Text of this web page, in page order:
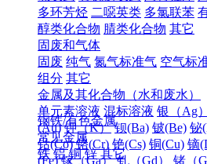
多环芳烃 二噁英类 多氯联苯
醇类化合物 腈类化合物 其它
固废和气体
固废 纯气 氮气标准气 空气标
组分 其它
金属及其化合物（水和废水）
单元素溶液 混标溶液 银（Ag）
(Au) 钾（K） 钡(Ba) 铍(Be) 铋
钴(Co) 铬(Cr) 铯(Cs) 铜(Cu) 镝
(Fe) 镓（Ga） 钆（Gd） 锗（
钢铁/有色金属
常见金属
铁 铝 铜 锌 其它